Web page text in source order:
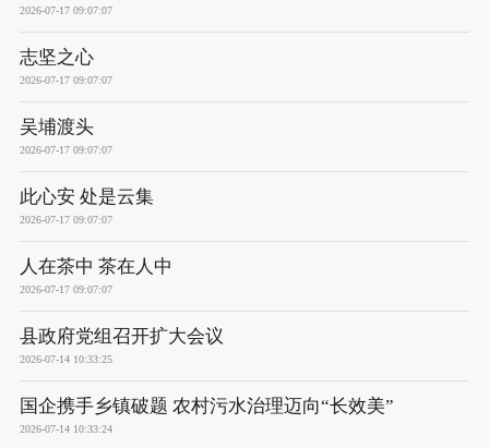
2026-07-17 09:07:07
志坚之心
2026-07-17 09:07:07
吴埔渡头
2026-07-17 09:07:07
此心安 处是云集
2026-07-17 09:07:07
人在茶中 茶在人中
2026-07-17 09:07:07
县政府党组召开扩大会议
2026-07-14 10:33:25
国企携手乡镇破题 农村污水治理迈向“长效美”
2026-07-14 10:33:24